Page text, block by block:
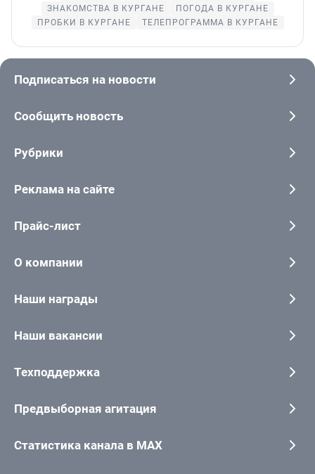
ЗНАКОМСТВА В КУРГАНЕ
ПОГОДА В КУРГАНЕ
ПРОБКИ В КУРГАНЕ
ТЕЛЕПРОГРАММА В КУРГАНЕ
Подписаться на новости
Сообщить новость
Рубрики
Реклама на сайте
Прайс-лист
О компании
Наши награды
Наши вакансии
Техподдержка
Предвыборная агитация
Статистика канала в MAX